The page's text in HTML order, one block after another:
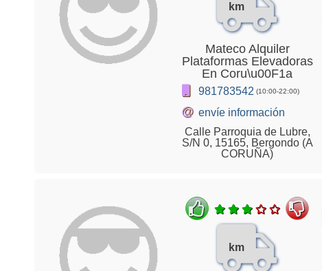
km
Mateco Alquiler
Plataformas Elevadoras
En Coru\u00F1a
981783542 (10:00-22:00)
@ envíe información
Calle Parroquia de Lubre,
S/N 0, 15165, Bergondo (A
CORUÑA)
km